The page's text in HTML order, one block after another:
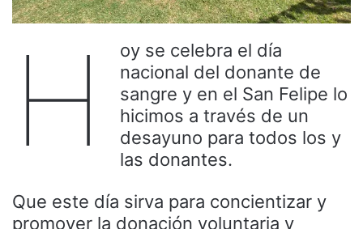
H
oy se celebra el día
nacional del donante de
sangre y en el San Felipe lo
hicimos a través de un
desayuno para todos los y
las donantes.
Que este día sirva para concientizar y
promover la donación voluntaria y